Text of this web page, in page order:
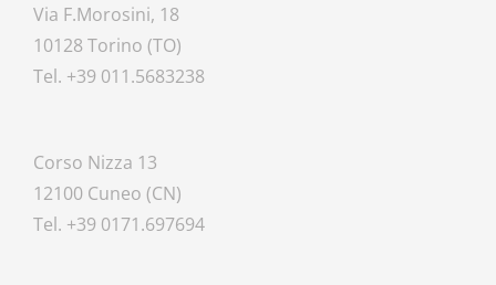
Via F.Morosini, 18
10128 Torino (TO)
Tel. +39 011.5683238
Corso Nizza 13
12100 Cuneo (CN)
Tel. +39 0171.697694